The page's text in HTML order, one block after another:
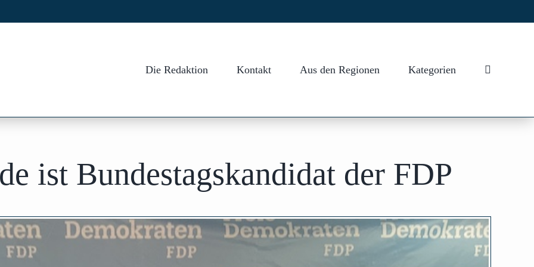
Die Redaktion Kontakt Aus den Regionen Kategorien
ist Bundestagskandidat der FDP